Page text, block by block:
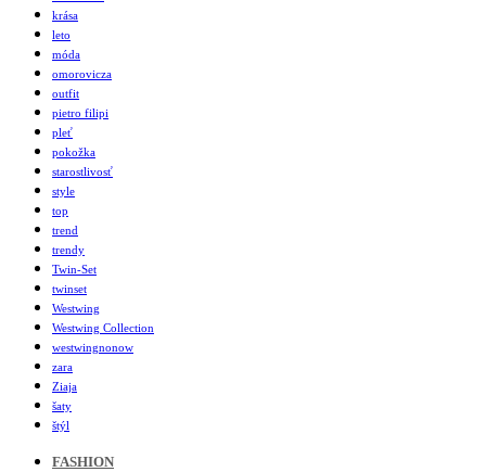
krása
leto
móda
omorovicza
outfit
pietro filipi
pleť
pokožka
starostlivosť
style
top
trend
trendy
Twin-Set
twinset
Westwing
Westwing Collection
westwingnonow
zara
Ziaja
šaty
štýl
FASHION